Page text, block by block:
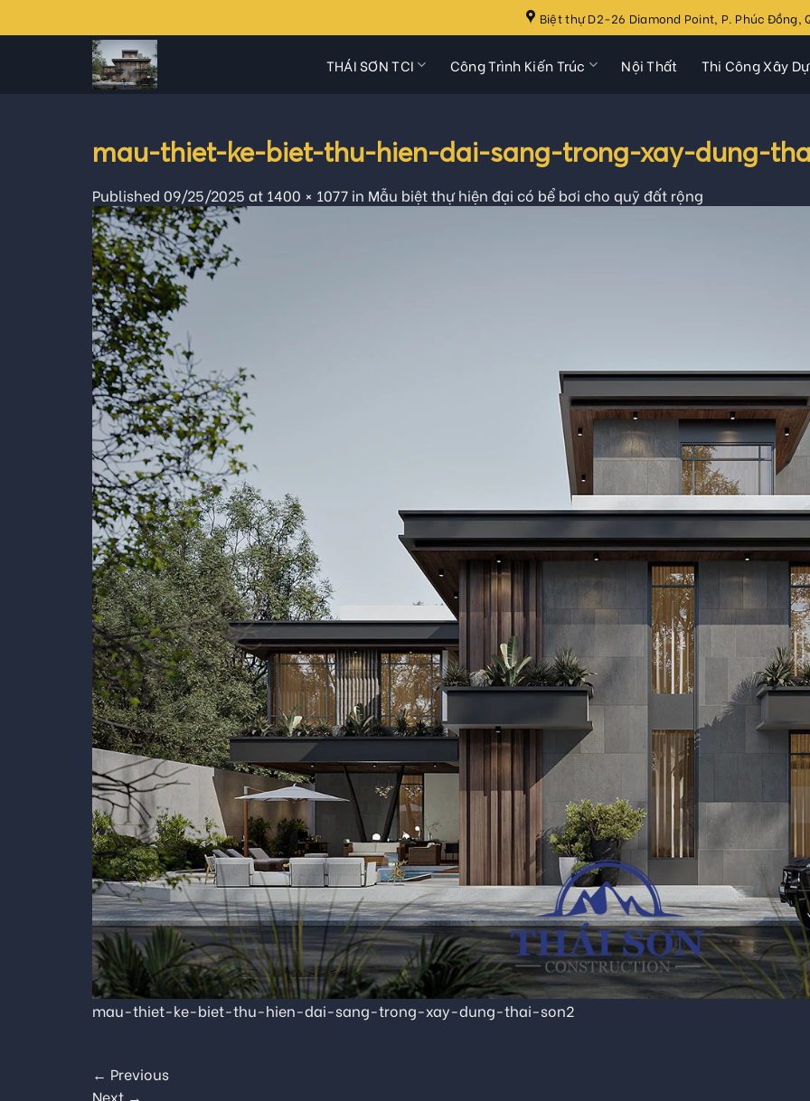
to
Biệt thự D2-26 Diamond Point, P. Phúc Đồng,
THÁI SƠN TCI Công Trình Kiến Trúc Nội Thất Thi Công Xây
mau-thiet-ke-biet-thu-hien-dai-sang-trong-xay-dung-
Published 09/25/2025 at 1400 × 1077 in Mẫu biệt thự hiện đại có bể bơi cho quỹ đất rộng
mau-thiet-ke-biet-thu-hien-dai-sang-trong-xay-dung-thai-son2
← Previous
Next →